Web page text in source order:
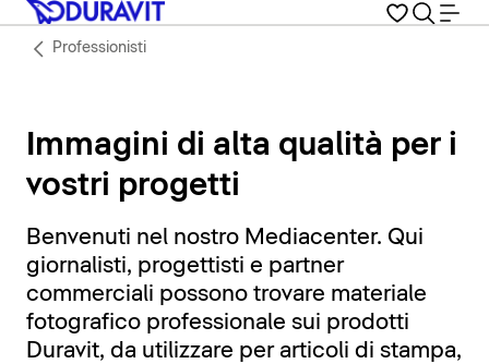
Professionisti
Immagini di alta qualità per i
vostri progetti
Benvenuti nel nostro Mediacenter. Qui
giornalisti, progettisti e partner
commerciali possono trovare materiale
fotografico professionale sui prodotti
Duravit, da utilizzare per articoli di stampa,